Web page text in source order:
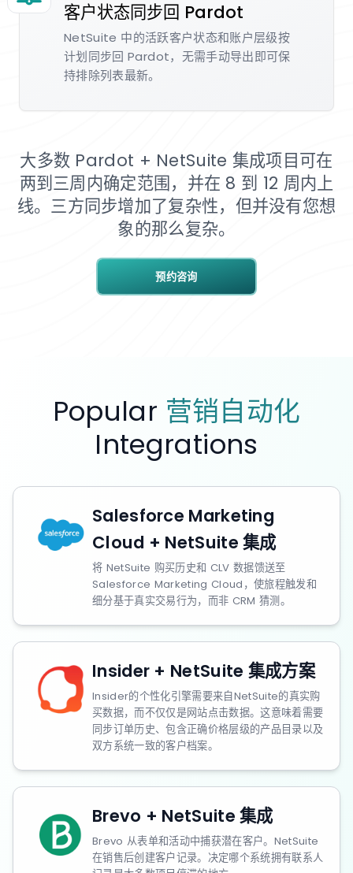
客户状态同步回 Pardot
NetSuite 中的活跃客户状态和账户层级按
计划同步回 Pardot，无需手动导出即可保
持排除列表最新。
预约咨询
大多数 Pardot + NetSuite 集成项目可在
两到三周内确定范围，并在 8 到 12 周内上
线。三方同步增加了复杂性，但并没有您想
象的那么复杂。
Popular 营销自动化
Integrations
Salesforce Marketing
Cloud + NetSuite 集成
将 NetSuite 购买历史和 CLV 数据馈送至
Salesforce Marketing Cloud，使旅程触发和
细分基于真实交易行为，而非 CRM 猜测。
Insider + NetSuite 集成方案
Insider的个性化引擎需要来自NetSuite的真实购
买数据，而不仅仅是网站点击数据。这意味着需要
同步订单历史、包含正确价格层级的产品目录以及
双方系统一致的客户档案。
Brevo + NetSuite 集成
Brevo 从表单和活动中捕获潜在客户。NetSuite
在销售后创建客户记录。决定哪个系统拥有联系人